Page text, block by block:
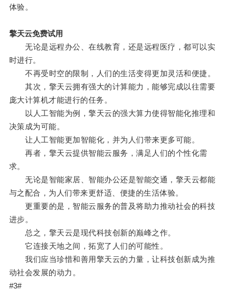
体验。
擎天云免费试用
无论是远程办公、在线教育，还是远程医疗，都可以实
时进行。
不再受时空的限制，人们的生活变得更加灵活和便捷。
其次，擎天云拥有强大的计算能力，能够完成以往需要
庞大计算机才能进行的任务。
以人工智能为例，擎天云的强大算力使得智能化推理和
决策成为可能。
让人工智能更加智能化，并为人们带来更多可能。
再者，擎天云提供智能云服务，满足人们的个性化需
求。
无论是智能家居、智能办公还是智能交通，擎天云都能
与之配合，为人们带来更舒适、便捷的生活体验。
更重要的是，智能云服务的普及将助力推动社会的科技
进步。
总之，擎天云是现代科技创新的巅峰之作。
它连接天地之间，拓宽了人们的可能性。
我们应当珍惜和善用擎天云的力量，让科技创新成为推
动社会发展的动力。
#3#